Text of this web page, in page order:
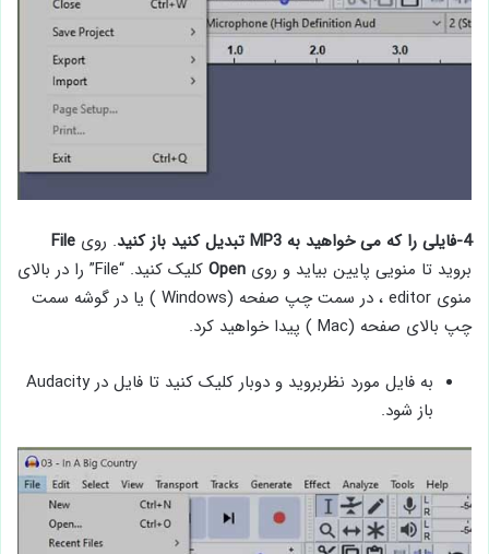
4-فایلی را که می خواهید به MP3 تبدیل کنید باز کنید . روی File
بروید تا منویی پایین بیاید و روی Open
کلیک کنید. “File” را در بالای
منوی editor ، در سمت چپ صفحه (Windows ) یا در گوشه سمت
چپ بالای صفحه (Mac ) پیدا خواهید کرد.
به فایل مورد نظربروید و دوبار کلیک کنید تا فایل در Audacity
باز شود.